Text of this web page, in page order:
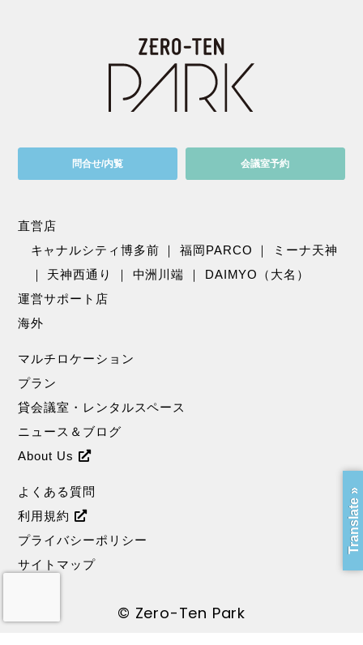
問合せ/内覧 会議室予約
直営店
キャナルシティ博多前 ｜福岡PARCO ｜
ミーナ天神
｜ 天神西通り ｜ 中洲川端 ｜ DAIMYO（大名）
運営サポート店
海外
マルチロケーション
プラン
貸会議室・レンタルスペース
ニュース＆ブログ
About Us
よくある質問
利用規約
プライバシーポリシー
サイトマップ
© Zero-Ten Park
Translate »